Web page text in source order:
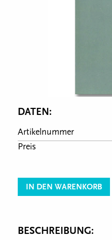
DATEN:
Artikelnummer
Preis
IN DEN WARENKORB
BESCHREIBUNG: